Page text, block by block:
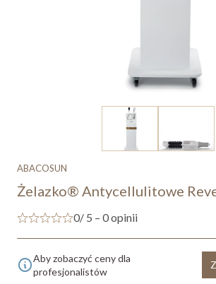
ABACOSUN
Żelazko® Antycellulitowe
0/ 5 – 0 opinii
Aby zobaczyć ceny dla
profesjonalistów